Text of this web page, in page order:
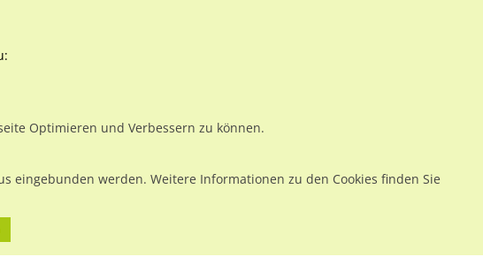
Optimieren und Verbessern zu können.
eingebunden werden. Weitere Informationen zu den Cookies finden Sie